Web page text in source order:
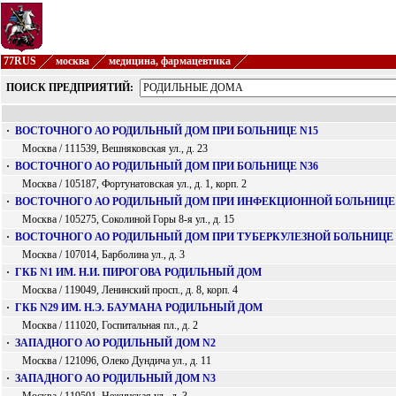
77RUS москва медицина, фармацевтика
ПОИСК ПРЕДПРИЯТИЙ:
· ВОСТОЧНОГО АО РОДИЛЬНЫЙ ДОМ ПРИ БОЛЬНИЦЕ N15
Москва / 111539, Вешняковская ул., д. 23
· ВОСТОЧНОГО АО РОДИЛЬНЫЙ ДОМ ПРИ БОЛЬНИЦЕ N36
Москва / 105187, Фортунатовская ул., д. 1, корп. 2
· ВОСТОЧНОГО АО РОДИЛЬНЫЙ ДОМ ПРИ ИНФЕКЦИОННОЙ БОЛЬНИЦЕ
Москва / 105275, Соколиной Горы 8-я ул., д. 15
· ВОСТОЧНОГО АО РОДИЛЬНЫЙ ДОМ ПРИ ТУБЕРКУЛЕЗНОЙ БОЛЬНИЦЕ
Москва / 107014, Барболина ул., д. 3
· ГКБ N1 ИМ. Н.И. ПИРОГОВА РОДИЛЬНЫЙ ДОМ
Москва / 119049, Ленинский просп., д. 8, корп. 4
· ГКБ N29 ИМ. Н.Э. БАУМАНА РОДИЛЬНЫЙ ДОМ
Москва / 111020, Госпитальная пл., д. 2
· ЗАПАДНОГО АО РОДИЛЬНЫЙ ДОМ N2
Москва / 121096, Олеко Дундича ул., д. 11
· ЗАПАДНОГО АО РОДИЛЬНЫЙ ДОМ N3